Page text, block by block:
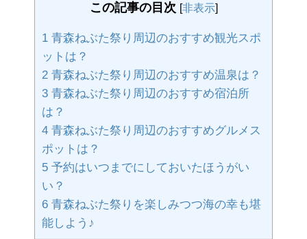
この記事の目次 [非表示]
1 青森ねぶた祭り周辺のおすすめ観光スポ
ットは？
2 青森ねぶた祭り周辺のおすすめ温泉は？
3 青森ねぶた祭り周辺のおすすめ宿泊所
は？
4 青森ねぶた祭り周辺のおすすめグルメス
ポットは？
5 予約はいつまでにしておいたほうがい
い？
6 青森ねぶた祭りを楽しみつつ海の幸も堪
能しよう♪